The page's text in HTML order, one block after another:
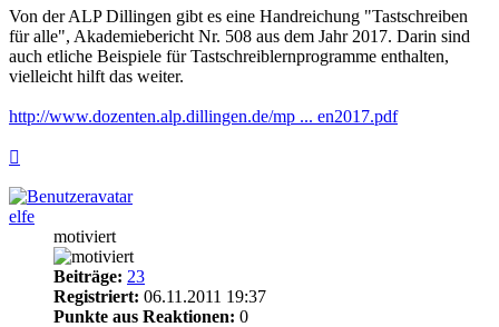
Von der ALP Dillingen gibt es eine Handreichung "Tastschreiben
für alle", Akademiebericht Nr. 508 aus dem Jahr 2017. Darin sind
auch etliche Beispiele für Tastschreiblernprogramme enthalten,
vielleicht hilft das weiter.
http://www.dozenten.alp.dillingen.de/mp ... en2017.pdf
elfe
motiviert
Beiträge: 23
Registriert: 06.11.2011 19:37
Punkte aus Reaktionen: 0